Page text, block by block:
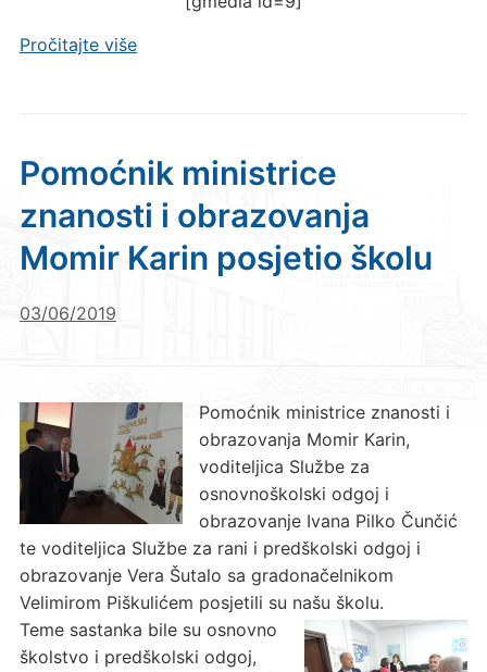
Pročitajte više
Pomoćnik ministrice
znanosti i obrazovanja
Momir Karin posjetio školu
03/06/2019
Pomoćnik ministrice znanosti i
obrazovanja Momir Karin,
voditeljica Službe za
osnovnoškolski odgoj i
obrazovanje Ivana Pilko Čunčić
te voditeljica Službe za rani i predškolski odgoj i
obrazovanje Vera Šutalo sa gradonačelnikom
Velimirom Piškulićem posjetili su našu školu.
Teme sastanka bile su osnovno
školstvo i predškolski odgoj,